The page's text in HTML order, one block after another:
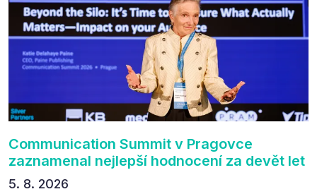
Communication Summit v Pragovce
zaznamenal nejlepší hodnocení za devět let
5. 8. 2026